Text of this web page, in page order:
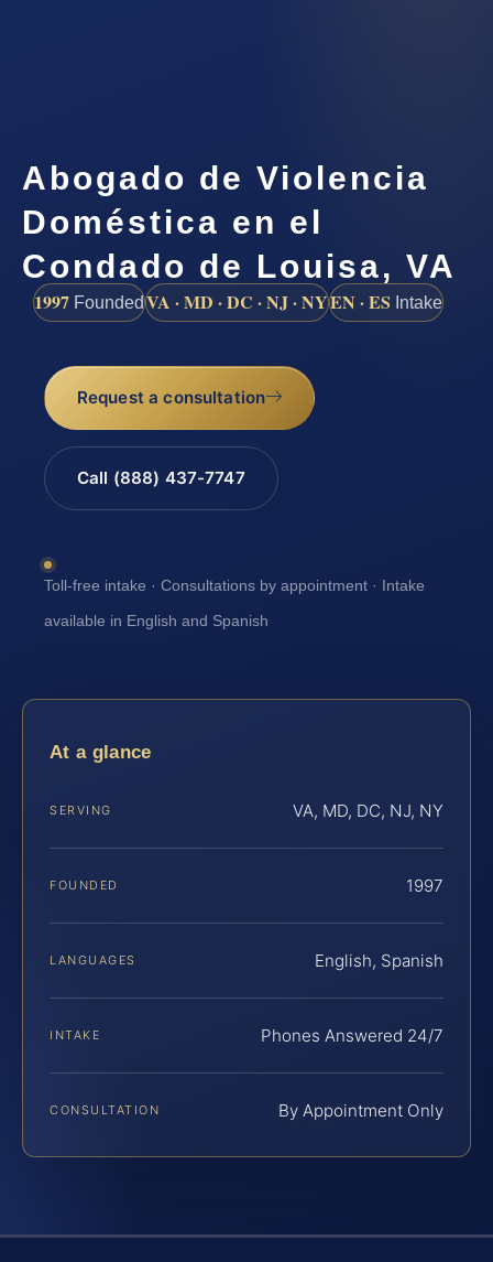
Abogado de Violencia
Doméstica en el
Condado de Louisa, VA
1997 FoundedVA · MD · DC · NJ · NYEN · ES Intake
Request a consultation
Call (888) 437-7747
Toll-free intake · Consultations by appointment · Intake
available in English and Spanish
At a glance
SERVING VA, MD, DC, NJ, NY
FOUNDED 1997
LANGUAGES English, Spanish
INTAKE Phones Answered 24/7
CONSULTATION By Appointment Only